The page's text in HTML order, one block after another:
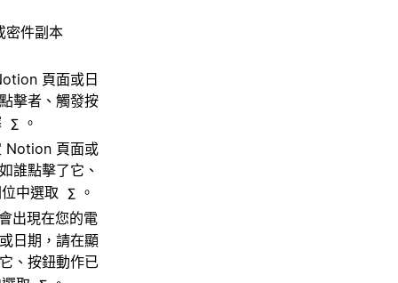
密件副本
頁面或日
擊者、觸發按
∑ 。
Notion 頁面或
誰點擊了它、
中選取 ∑ 。
出現在您的電
日期，請在顯
、按鈕動作已